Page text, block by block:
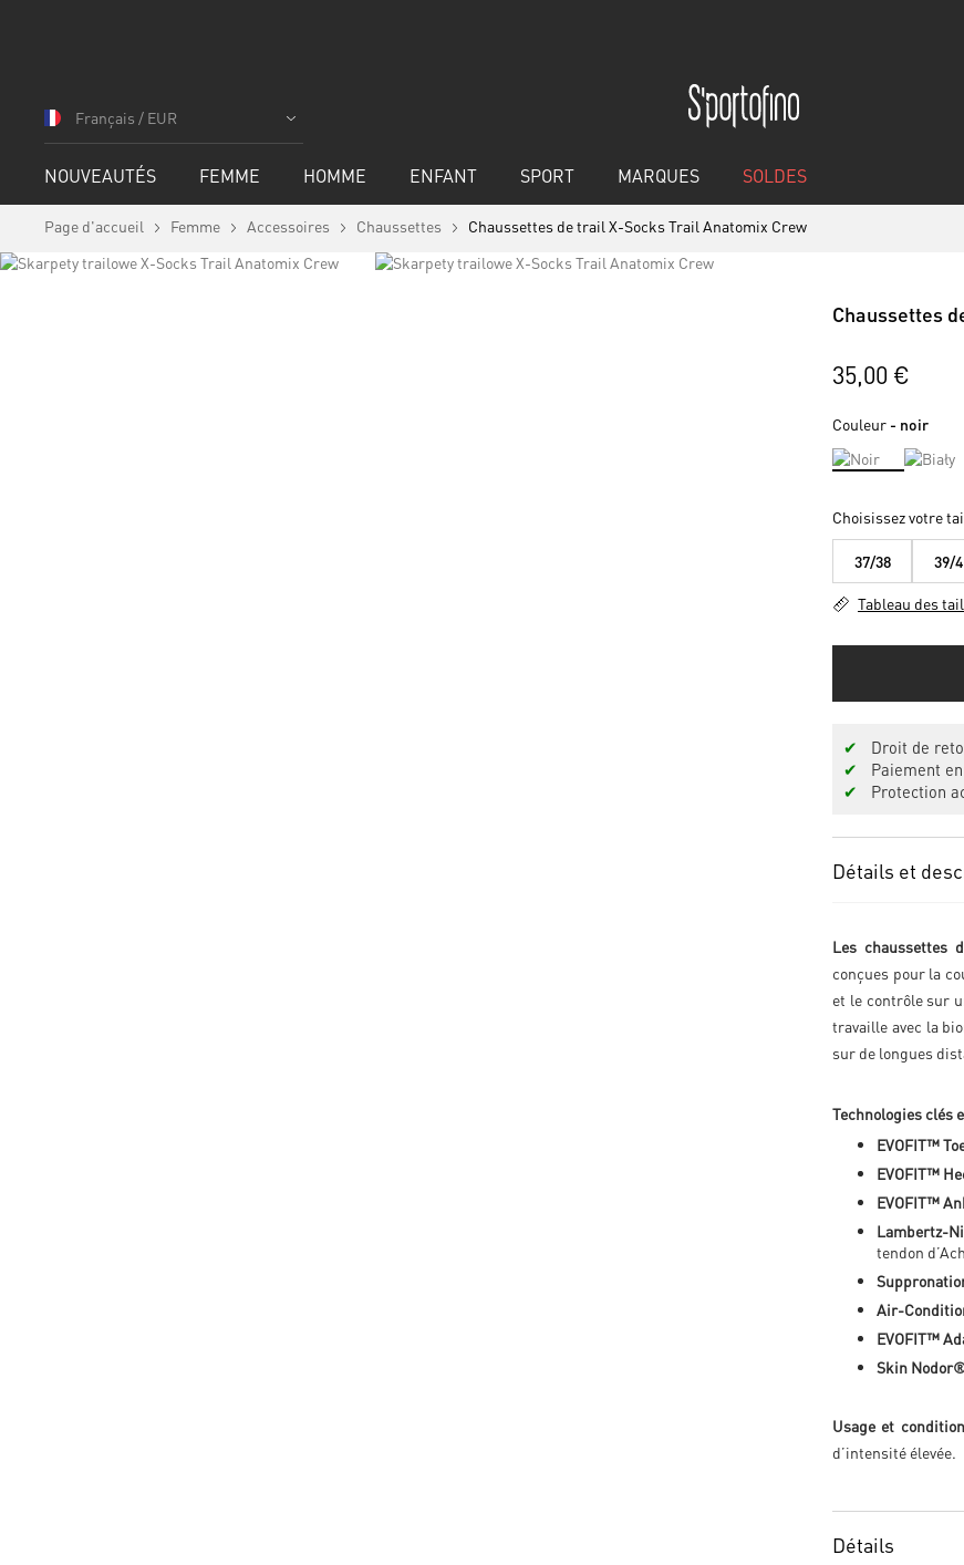
Français / EUR
NOUVEAUTÉS FEMME HOMME ENFANT SPORT MARQUES SOLDES
Page d'accueil Femme Accessoires Chaussettes
Chaussettes de trail X-Socks Trail Anatomix Crew
Skip
Chaussettes
35,00 €
Couleur - noir
Choisissez votre
37/38 39/
Tableau des
✔
Droit de
✔
Paiement
✔
Protection
Détails et
Les chaussettes
conçues pour la
et le contrôle sur
travaille avec la
sur de longues
Technologies clés
EVOFIT™
EVOFIT™
EVOFIT™
Lambertz-
tendon
Air-
EVOFIT™
Skin
Usage et
d’intensité élevée.
Détails